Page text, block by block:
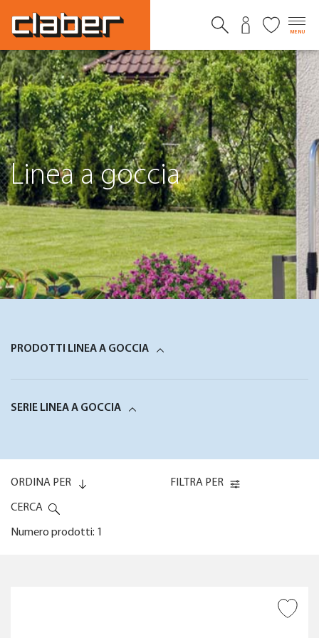
MENU
Linea a goccia
PRODOTTI LINEA A GOCCIA
SERIE LINEA A GOCCIA
ORDINA PER
FILTRA PER
CERCA
Numero prodotti: 1